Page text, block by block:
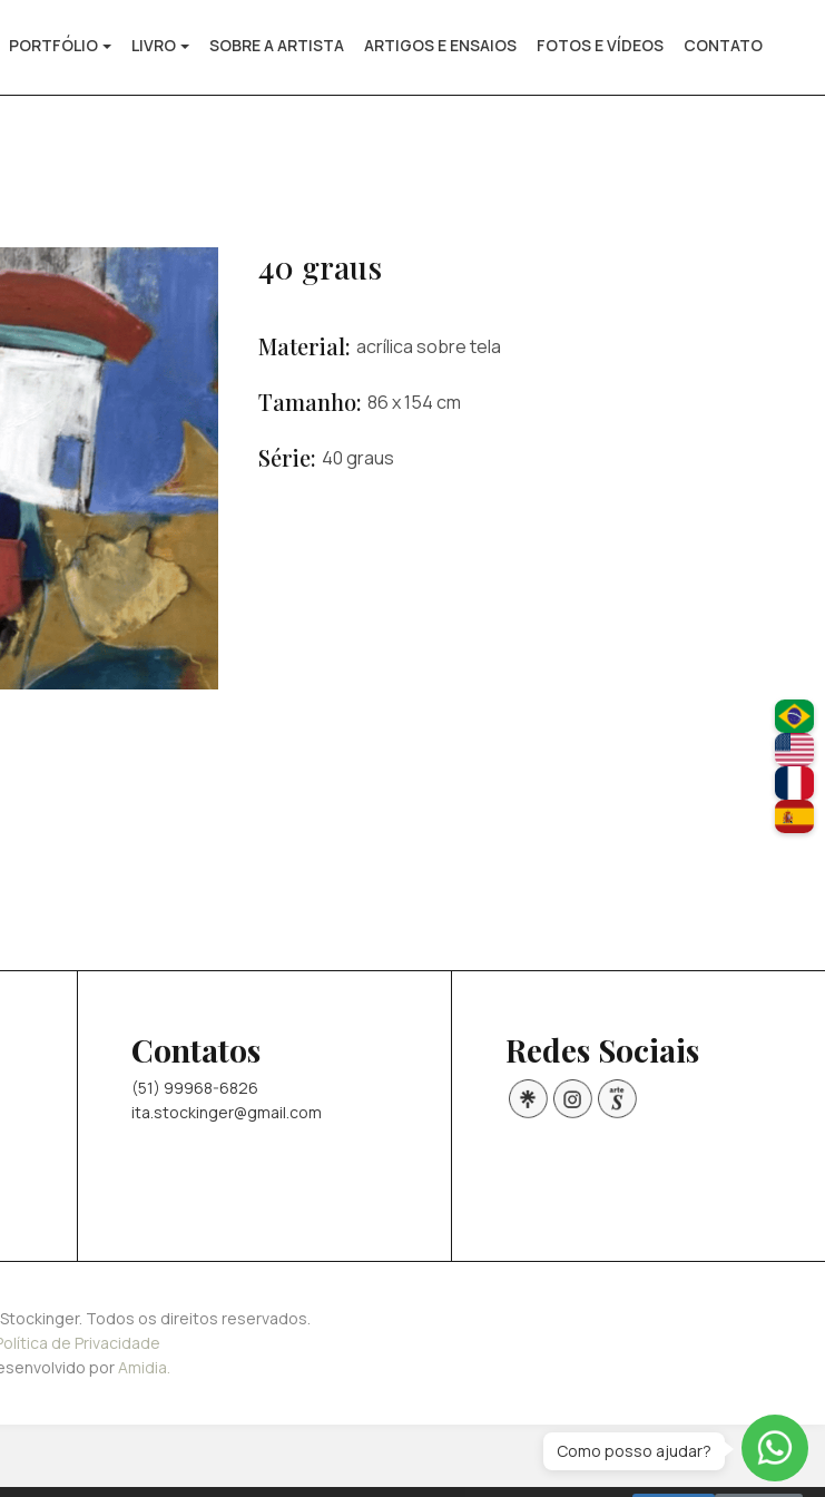
PORTFÓLIO LIVRO SOBRE A ARTISTA ARTIGOS E ENSAIOS FOTOS E VÍDEOS CONTATO
40 graus
Material: acrílica sobre tela
Tamanho: 86 x 154 cm
Série: 40 graus
Contatos
(51) 99968-6826
ita.stockinger@gmail.com
Redes Sociais
Todos os direitos reservados.
de Privacidade
por Amidia.
Como posso ajudar?